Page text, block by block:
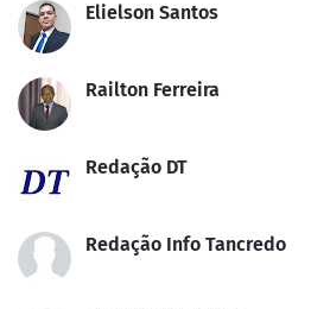
Elielson Santos
Railton Ferreira
Redação DT
Redação Info Tancredo